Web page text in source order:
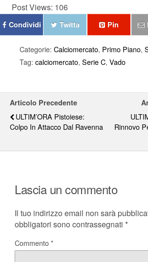
Post Views: 106
Condividi Twitta Pin
Categorie: Calciomercato, Primo Piano,
Tag: calciomercato, Serie C, Vado
Articolo Precedente
ULTIM’ORA Pistoiese:
Colpo In Attacco Dal Ravenna
Rinnovo
Lascia un commento
Il tuo indirizzo email non sarà
obbligatori sono contrassegnati *
Commento*